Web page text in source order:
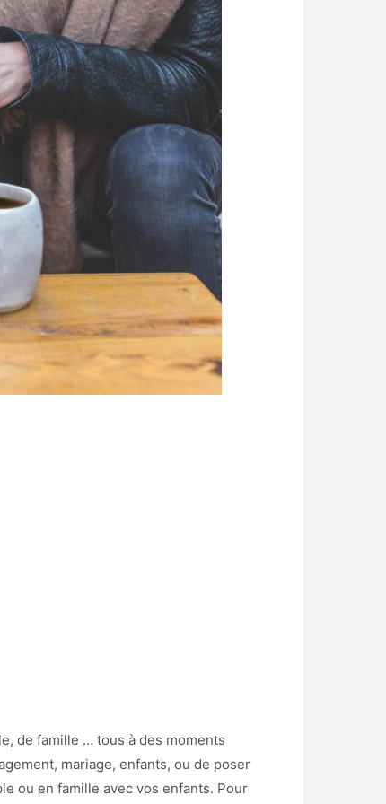
de famille … tous à des moments
mariage, enfants, ou de poser
ou en famille avec vos enfants. Pour